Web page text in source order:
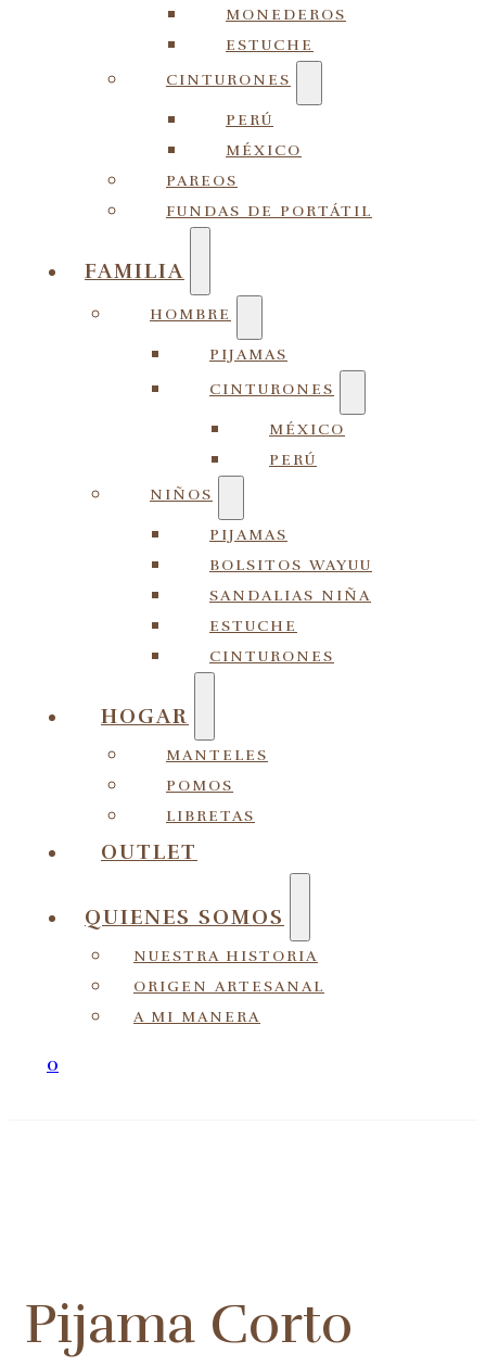
MONEDEROS
ESTUCHE
CINTURONES
PERÚ
MÉXICO
PAREOS
FUNDAS DE PORTÁTIL
FAMILIA
HOMBRE
PIJAMAS
CINTURONES
MÉXICO
PERÚ
NIÑOS
PIJAMAS
BOLSITOS WAYUU
SANDALIAS NIÑA
ESTUCHE
CINTURONES
HOGAR
MANTELES
POMOS
LIBRETAS
OUTLET
QUIENES SOMOS
NUESTRA HISTORIA
ORIGEN ARTESANAL
A MI MANERA
0
Pijama Corto